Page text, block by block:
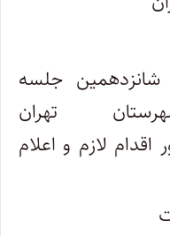
۸ مصوبات شانزدهمین جلسه
تهران
دستور اقدام لازم و اعلام